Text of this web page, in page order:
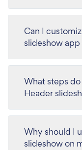
Can I
slideshow
What steps
Header
Why should I
slideshow on